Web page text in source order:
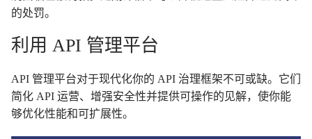
的处罚。
利用 API 管理平台
API 管理平台对于现代化你的 API 治理框架不可或缺。它们
简化 API 运营、增强安全性并提供可操作的见解，使你能
够优化性能和可扩展性。